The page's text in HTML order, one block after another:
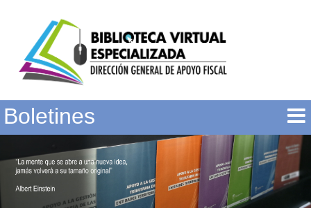
Boletines